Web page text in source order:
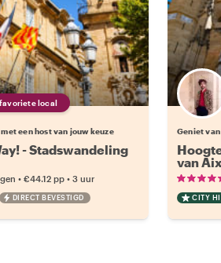
local
een host van jouw keuze
- Stadswandeling
• €44.12 pp • 3 uur
DIRECT BEVESTIGD
Geniet
van
CITY